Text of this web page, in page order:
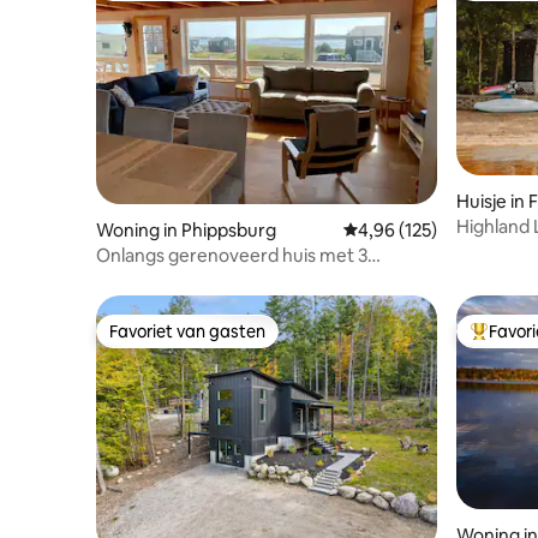
Woning in Phippsburg Gemiddelde
4,96 (125)
Onlangs gerenoveerd huis met 3
oceaan
Huisje in
Highland
Favoriet van gasten
Favoriet van gasten